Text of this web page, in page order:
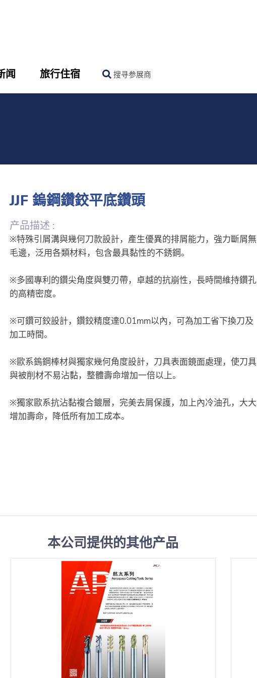
闻 旅行住宿 搜寻参展商
JJF 鎢鋼鑽鉸平底鑽頭
产品描述 :
※特殊引屑溝與幾何刀款設計，產生優異的排屑能力，強力斷屑無
毛邊，泛用各類材料，包含最具黏性的不銹鋼。
※多國專利的鑽尖角度與雙刃帶，卓越的抗崩性，長時間維持鑽孔
的高精密度。
※可鑽可鉸設計，鑽鉸精度達0.01mm以內，可為加工省下換刀及
加工時間。
※歐系鎢鋼棒材與獨家幾何角度設計，刀具表面鏡面處理，使刀具
與被削材不易沾黏，整體壽命增加一倍以上。
※獨家歐系抗沾黏複合鍍層，完美去屑保護，加上內冷油孔，大大
增加壽命，降低所有加工成本。
本公司提供的其他产品